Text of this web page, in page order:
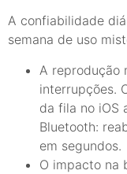
A confiabilidade
semana de uso
A reprodução
interrupções.
da fila no iOS
Bluetooth:
em segundos.
O impacto na